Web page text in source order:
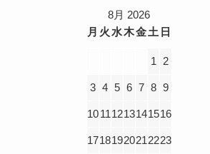
8月 2026
月 火 水木金土 日
1 2
3 4 5 6 7 8 9
10111213141516
17181920212223